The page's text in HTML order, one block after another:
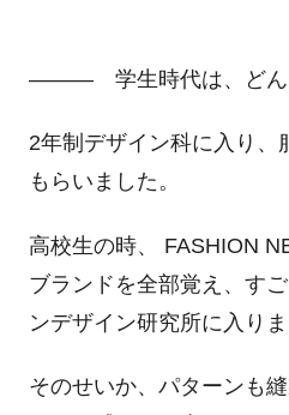
――― 学生時代は、どん
2年制デザイン科に入り、
もらいました。
高校生の時、 FASHION
ブランドを全部覚え、す
ンデザイン研究所に入りま
そのせいか、パターンも